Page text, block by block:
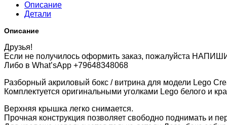
Creator
Volkswagen
T1
Camper
Van
10220
Описание
Детали
Описание
Друзья!
Если не получилось оформить заказ, пожалуйста
Либо в What’sApp +79648348068
Разборный акриловый бокс / витрина для модели Lego
Комплектуется оригинальными уголками Lego белого и
Верхняя крышка легко снимается.
Прочная конструкция позволяет свободно поднимать и